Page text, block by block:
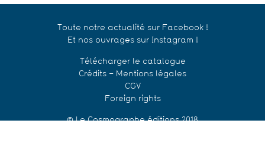
Toute notre actualité sur Facebook !
Et nos ouvrages sur Instagram !
Télécharger le catalogue
Crédits – Mentions légales
CGV
Foreign rights
© Le Cosmographe éditions 2018